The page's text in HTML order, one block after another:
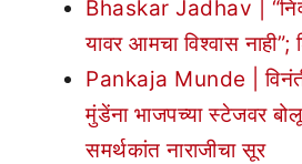
Bhaskar Jadhav |
यावर आमचा विश्वास
Pankaja Munde |
मुंडेंना भाजपच्या स्टेजवर
समर्थकांत नाराजीचा सूर